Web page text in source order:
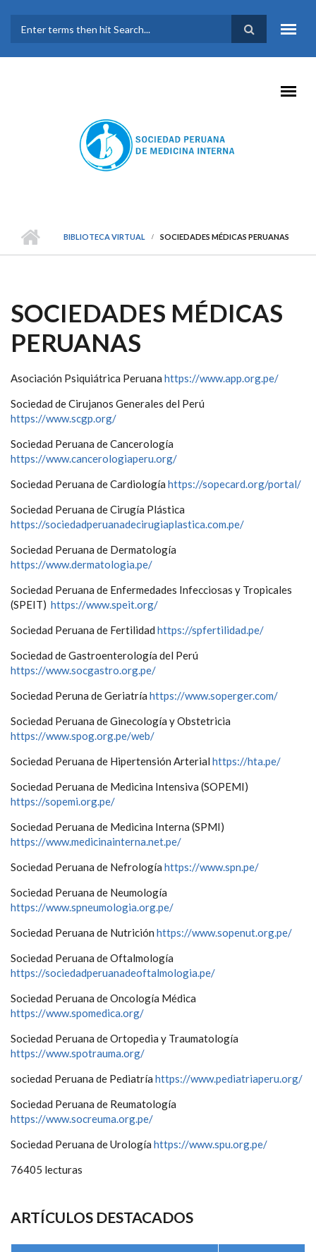
FORMULARIO DE
BÚSQUEDA
BIBLIOTECA VIRTUAL SOCIEDADES MÉDICAS PERUANAS
SOCIEDADES MÉDICAS
PERUANAS
Asociación Psiquiátrica Peruana https://www.app.org.pe/
Sociedad de Cirujanos Generales del Perú
https://www.scgp.org/
Sociedad Peruana de Cancerología
https://www.cancerologiaperu.org/
Sociedad Peruana de Cardiología https://sopecard.org/portal/
Sociedad Peruana de Cirugía Plástica
https://sociedadperuanadecirugiaplastica.com.pe/
Sociedad Peruana de Dermatología
https://www.dermatologia.pe/
Sociedad Peruana de Enfermedades Infecciosas y Tropicales
(SPEIT) https://www.speit.org/
Sociedad Peruana de Fertilidad https://spfertilidad.pe/
Sociedad de Gastroenterología del Perú
https://www.socgastro.org.pe/
Sociedad Peruna de Geriatría https://www.soperger.com/
Sociedad Peruana de Ginecología y Obstetricia
https://www.spog.org.pe/web/
Sociedad Peruana de Hipertensión Arterial https://hta.pe/
Sociedad Peruana de Medicina Intensiva (SOPEMI)
https://sopemi.org.pe/
Sociedad Peruana de Medicina Interna (SPMI)
https://www.medicinainterna.net.pe/
Sociedad Peruana de Nefrología https://www.spn.pe/
Sociedad Peruana de Neumología
https://www.spneumologia.org.pe/
Sociedad Peruana de Nutrición https://www.sopenut.org.pe/
Sociedad Peruana de Oftalmología
https://sociedadperuanadeoftalmologia.pe/
Sociedad Peruana de Oncología Médica
https://www.spomedica.org/
Sociedad Peruana de Ortopedia y Traumatología
https://www.spotrauma.org/
sociedad Peruana de Pediatría https://www.pediatriaperu.org/
Sociedad Peruana de Reumatología
https://www.socreuma.org.pe/
Sociedad Peruana de Urología https://www.spu.org.pe/
76405 lecturas
ARTÍCULOS DESTACADOS